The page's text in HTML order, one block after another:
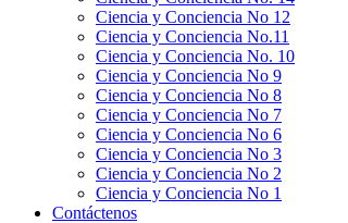
Ciencia y Conciencia No 12
Ciencia y Conciencia No.11
Ciencia y Conciencia No. 10
Ciencia y Conciencia No 9
Ciencia y Conciencia No 8
Ciencia y Conciencia No 7
Ciencia y Conciencia No 6
Ciencia y Conciencia No 3
Ciencia y Conciencia No 2
Ciencia y Conciencia No 1
Contáctenos